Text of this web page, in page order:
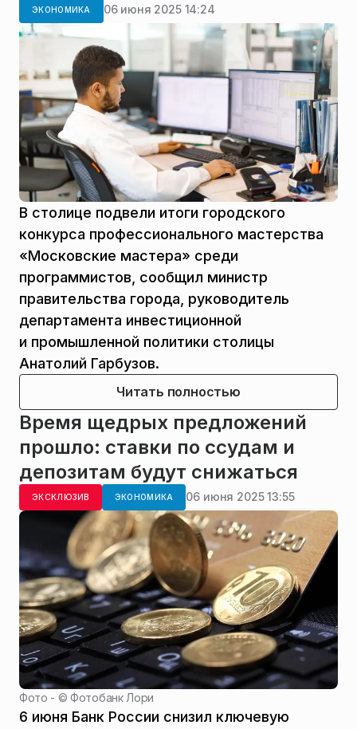
ЭКОНОМИКА 06 июня 2025 14:24
В столице подвели итоги городского
конкурса профессионального мастерства
«Московские мастера» среди
программистов, сообщил министр
правительства города, руководитель
департамента инвестиционной
и промышленной политики столицы
Анатолий Гарбузов.
Читать полностью
Время щедрых предложений
прошло: ставки по ссудам и
депозитам будут снижаться
ЭКСКЛЮЗИВ ЭКОНОМИКА 06 июня 2025 13:55
Фото - ©Фотобанк Лори
6 июня Банк России снизил ключевую